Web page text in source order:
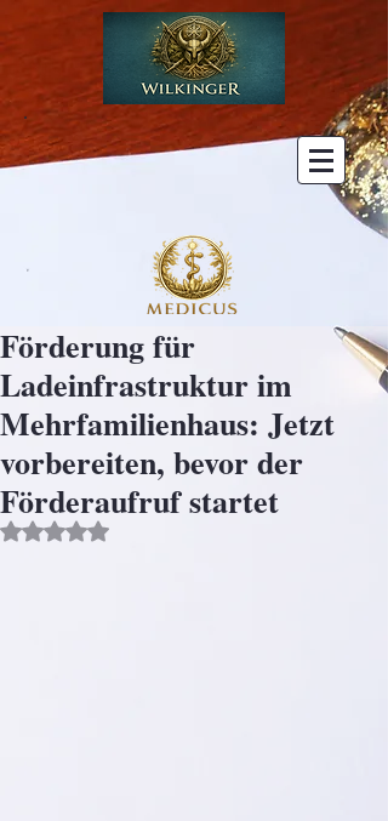
Förderung für
Ladeinfrastruktur im
Mehrfamilienhaus: Jetzt
vorbereiten, bevor der
Förderaufruf startet
Mit NaN von 5 Sternen bewertet.